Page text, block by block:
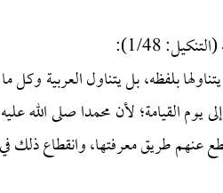
1/48):
بلفظه، بل يتناول العربية
يوم القيامة؛ لأن محمدا صلى الله
عنهم طريق معرفتها، وانقطاع ذلك في